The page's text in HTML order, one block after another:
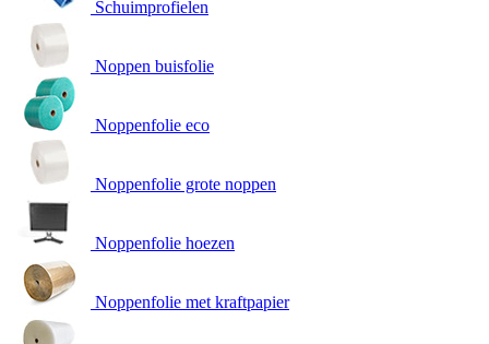
Schuimprofielen
Noppen buisfolie
Noppenfolie eco
Noppenfolie grote noppen
Noppenfolie hoezen
Noppenfolie met kraftpapier